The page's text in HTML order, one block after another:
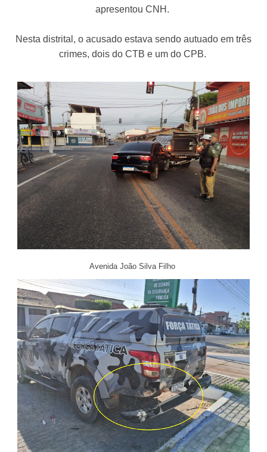
apresentou CNH.
Nesta distrital, o acusado estava sendo autuado em três
crimes, dois do CTB e um do CPB.
Avenida João Silva Filho